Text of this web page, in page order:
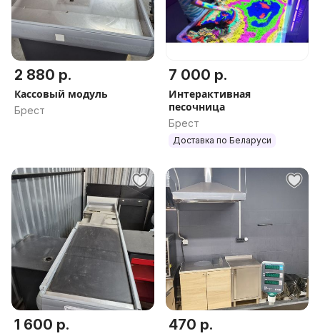
2 880 р.
Кассовый модуль
Брест
7 000 р.
Интерактивная
песочница
Брест
Доставка по Беларуси
1 600 р. 470 р.